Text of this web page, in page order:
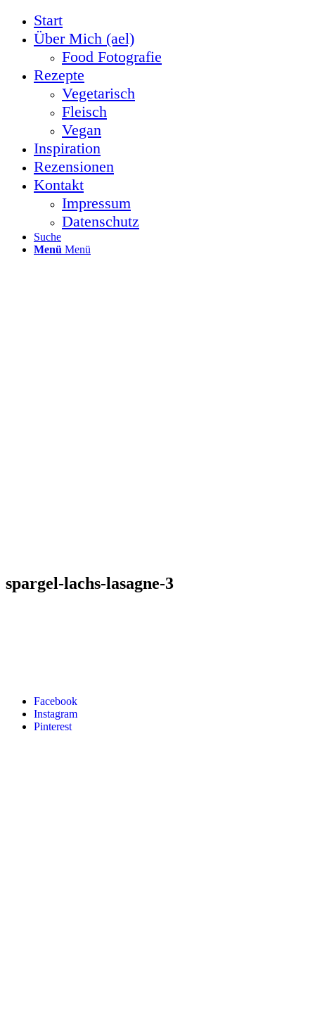
Start
Über Mich (ael)
Food Fotografie
Rezepte
Vegetarisch
Fleisch
Vegan
Inspiration
Rezensionen
Kontakt
Impressum
Datenschutz
Suche
Menü Menü
Facebook
Instagram
Pinterest
spargel-lachs-lasagne-3